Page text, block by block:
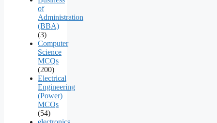
of
Administration
(BBA)
(3)
Computer
Science
MCQs
(200)
Electrical
Engineering
(Power)
MCQs
(54)